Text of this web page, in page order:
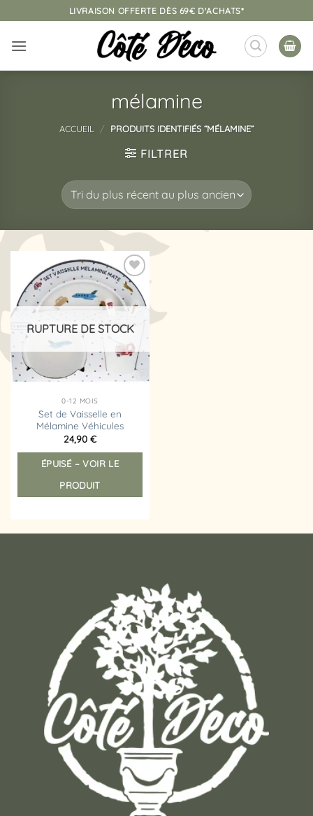
au
contenu
LIVRAISON OFFERTE DÈS 69€ D'ACHATS*
mélamine
ACCUEIL / PRODUITS IDENTIFIÉS “MÉLAMINE”
FILTRER
Ajouter
à la
liste
d’envies
RUPTURE DE STOCK
0-12 MOIS
Set de Vaisselle en
Mélamine Véhicules
24,90 €
ÉPUISÉ – VOIR LE
PRODUIT